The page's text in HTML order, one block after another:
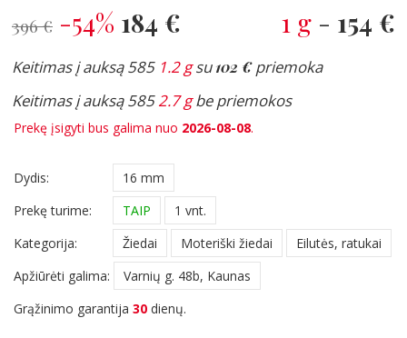
396 € -54% 184 € 1 g - 154 €
Keitimas į auksą 585 1.2 gsu102 €priemoka
Keitimas į auksą 5852.7 gbe priemokos
Prekę įsigyti bus galima nuo 2026-08-08.
Dydis:
16 mm
Prekę turime:
TAIP
1 vnt.
Kategorija:
Žiedai Moteriški žiedai
Eilutės, ratukai
Apžiūrėti galima:
Varnių g. 48b, Kaunas
Grąžinimo garantija 30 dienų.